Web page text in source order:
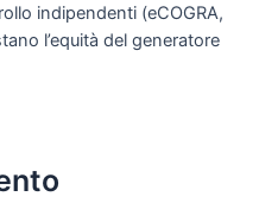
indipendenti (eCOGRA,
l’equità del generatore